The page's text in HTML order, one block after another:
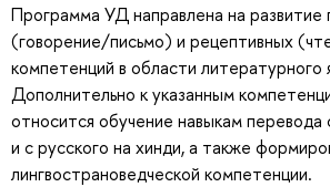
Программа УД направлена на развитие
(говорение/письмо) и рецептивных
компетенций в области литературного
Дополнительно к указанным
относится обучение навыкам перевода
и с русского на хинди, а также
лингвострановедческой компетенции.